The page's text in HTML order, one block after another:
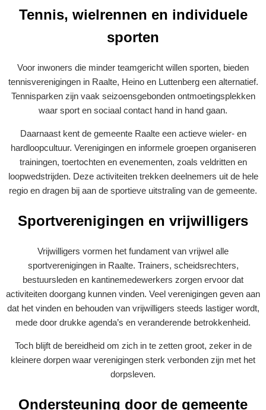
Tennis, wielrennen en individuele
sporten
Voor inwoners die minder teamgericht willen sporten, bieden
tennisverenigingen in Raalte, Heino en Luttenberg een alternatief.
Tennisparken zijn vaak seizoensgebonden ontmoetingsplekken
waar sport en sociaal contact hand in hand gaan.
Daarnaast kent de gemeente Raalte een actieve wieler- en
hardloopcultuur. Verenigingen en informele groepen organiseren
trainingen, toertochten en evenementen, zoals veldritten en
loopwedstrijden. Deze activiteiten trekken deelnemers uit de hele
regio en dragen bij aan de sportieve uitstraling van de gemeente.
Sportverenigingen en vrijwilligers
Vrijwilligers vormen het fundament van vrijwel alle
sportverenigingen in Raalte. Trainers, scheidsrechters,
bestuursleden en kantinemedewerkers zorgen ervoor dat
activiteiten doorgang kunnen vinden. Veel verenigingen geven aan
dat het vinden en behouden van vrijwilligers steeds lastiger wordt,
mede door drukke agenda’s en veranderende betrokkenheid.
Toch blijft de bereidheid om zich in te zetten groot, zeker in de
kleinere dorpen waar verenigingen sterk verbonden zijn met het
dorpsleven.
Ondersteuning door de gemeente